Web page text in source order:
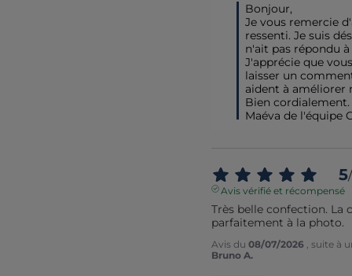
Bonjour,
Je vous remercie
ressenti. Je suis
n'ait pas répondu
J'apprécie que
laisser un
aident à améliorer
Bien cordialement.
Maéva de l'équipe
5/
Avis vérifié et récompensé
Très belle confection. La
parfaitement à la photo.
Avis du 08/07/2026
, suite à
Bruno A.